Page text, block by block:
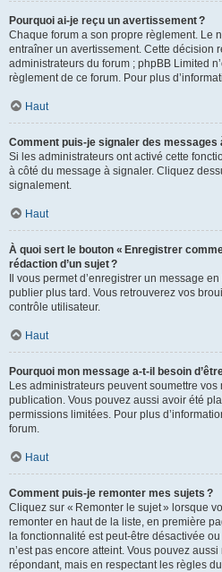
Pourquoi ai-je reçu un avertissement ?
Chaque forum a son propre règlement. Le
entraîner un avertissement. Cette décision
administrateurs du forum ; phpBB Limited
règlement de ce forum. Pour plus
Haut
Comment puis-je signaler des messages
Si les administrateurs ont activé cette
à côté du message à signaler. Cliquez
signalement.
Haut
À quoi sert le bouton « Enregistrer
rédaction d’un sujet ?
Il vous permet d’enregistrer un message
publier plus tard. Vous retrouverez vos
contrôle utilisateur.
Haut
Pourquoi mon message a-t-il besoin
Les administrateurs peuvent soumettre
publication. Vous pouvez aussi avoir été
permissions limitées. Pour plus
forum.
Haut
Comment puis-je remonter mes sujets ?
Cliquez sur « Remonter le sujet » lorsque
remonter en haut de la liste, en première
la fonctionnalité est peut-être désactivée
n’est pas encore atteint. Vous pouvez
répondant, mais en respectant les règles